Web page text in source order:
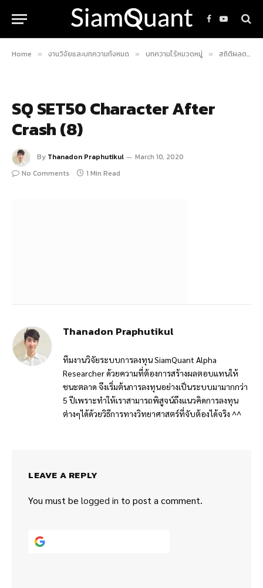
Facebook
YouTube
Home » งานวิจัยและบทความทั้งหมด » บทความไร้หมวดหมู่ » สถิติผลตอบแทนในอนาคตของหุ้นในดัชนี SET50 หลังมีการปรับตัวลดลงอย่างรุนแรงในวันเดียว
SQ SET50 Character After
Crash (8)
By Thanadon Praphutikul
March 10, 2020
No Comments
1 Min Read
Thanadon Praphutikul
ทีมงานวิจัยระบบการลงทุน SiamQuant Alpha
Researcher ด้วยความที่ต้องการสร้างผลตอบแทนให้
ชนะตลาด จึงเริ่มต้นการลงทุนอย่างเป็นระบบมามากกว่า
5 ปีเพราะทำให้เราสามารถพิสูจน์ถึงแนวคิดการลงทุน
ต่างๆได้ด้วยวิธีการทางวิทยาศาสตร์ที่จับต้องได้จริง ^^
LEAVE A REPLY
You must be logged in to post a comment.